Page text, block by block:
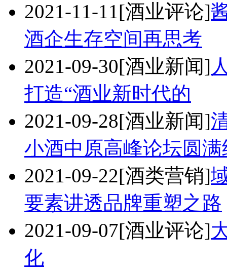
2021-11-11[酒业评论]
酒企生存空间再思考
2021-09-30[酒业新闻]
打造“酒业新时代的
2021-09-28[酒业新闻]
小酒中原高峰论坛圆满
2021-09-22[酒类营销]
要素讲透品牌重塑之路
2021-09-07[酒业评论]
化